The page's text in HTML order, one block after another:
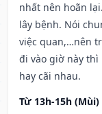
nhất nên hoãn
lây bệnh. Nói
việc quan,…nên
đi vào giờ này thì
hay cãi nhau.
Từ 13h-15h